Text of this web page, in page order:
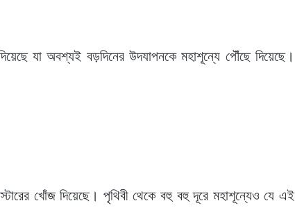
যা অবশ্যই বড়দিনের উদযাপনকে মহাশূন্যে পৌঁছে দিয়েছে।
খোঁজ দিয়েছে। পৃথিবী থেকে বহু বহু দূরে মহাশূন্যেও যে এই